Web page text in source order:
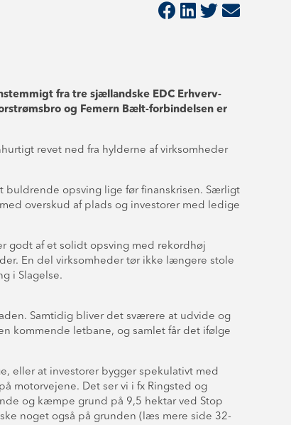
fra tre sjællandske EDC Erhverv-
og Femern Bælt-forbindelsen er
revet ned fra hylderne af virksomheder
buldrende opsving lige før finanskrisen. Særligt
overskud af plads og investorer med ledige
godt af et solidt opsving med rekordhøj
En del virksomheder tør ikke længere stole
i Slagelse.
Samtidig bliver det sværere at udvide og
kommende letbane, og samlet får det ifølge
eller at investorer bygger spekulativt med
motorvejene. Det ser vi i fx Ringsted og
og kæmpe grund på 9,5 hektar ved Stop
noget også på grunden (læs mere side 32-